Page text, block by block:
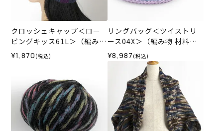
クロッシェキャップ＜ロー
ビングキッス61L＞（編み物
材料セット）
¥1,870 (税込)
リングバッグ＜ツイストリ
ース04X＞（編み物 材料セ
ット）
¥8,987 (税込)